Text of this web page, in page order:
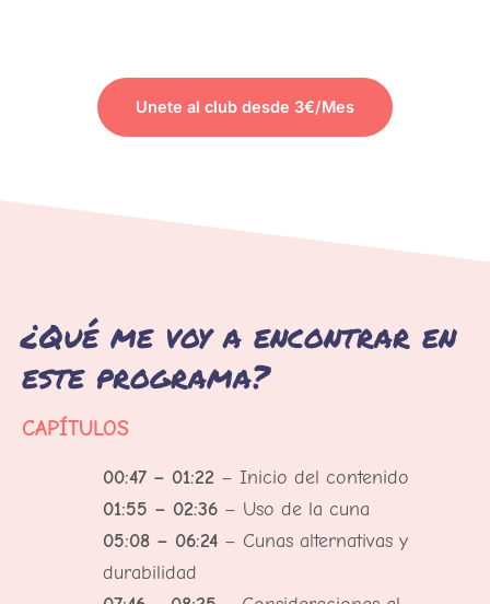
Unete al club desde 3€/Mes
¿Qué me voy a encontrar en
este programa?
CAPÍTULOS
00:47 – 01:22 – Inicio del contenido
01:55 – 02:36 – Uso de la cuna
05:08 – 06:24 – Cunas alternativas y
durabilidad